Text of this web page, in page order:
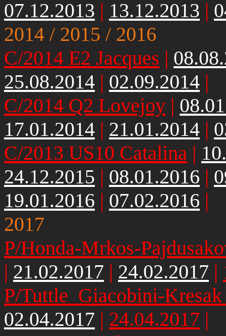
07.12.2013 | 13.12.2013 |
2014 / 2015 / 2016
C/2014 E2 Jacques |
25.08.2014 | 02.09.2014 |
C/2014 Q2 Lovejoy |
17.01.2014 | 21.01.2014 |
C/2013 US10 Catalina |
24.12.2015 | 08.01.2016 |
19.01.2016 | 07.02.2016 |
2017
P/Honda-Mrkos-
| 21.02.2017 | 24.02.2017 |
P/Tuttle_Giacobini-Kresak
02.04.2017 | 24.04.2017 |